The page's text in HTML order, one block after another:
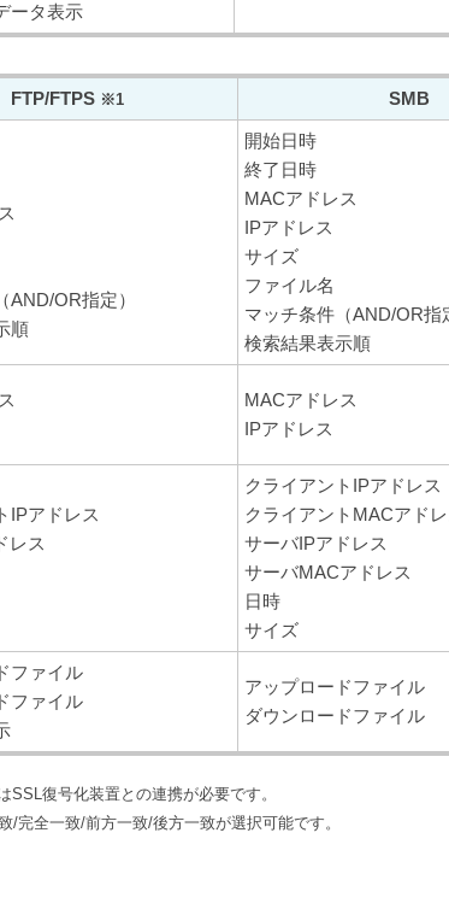
ータ表示
FTP/FTPS※1 SMB
AND/OR指定）
順
開始日時
終了日時
MACアドレス
IPアドレス
サイズ
ファイル名
マッチ条件（AND/OR指
検索結果表示順
MACアドレス
IPアドレス
IPアドレス
レス
クライアントIPアドレス
クライアントMACアド
サーバIPアドレス
サーバMACアドレス
日時
サイズ
ファイル
ファイル
アップロードファイル
ダウンロードファイル
復号化装置との連携が必要です。
全一致/前方一致/後方一致が選択可能です。